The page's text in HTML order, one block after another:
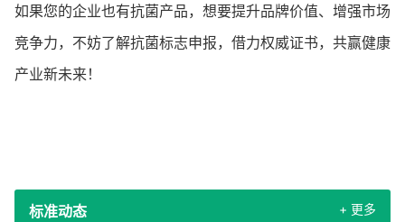
如果您的企业也有抗菌产品，想要提升品牌价值、增强市场
竞争力，不妨了解抗菌标志申报，借力权威证书，共赢健康
产业新未来！
标准动态 + 更多